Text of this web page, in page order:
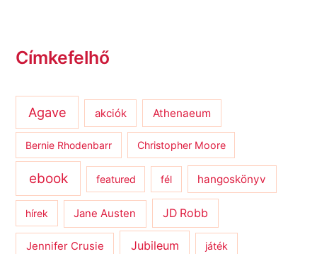
Címkefelhő
Agave akciók Athenaeum
Bernie Rhodenbarr Christopher Moore
ebook featured fél hangoskönyv
hírek Jane Austen JD Robb
Jennifer Crusie Jubileum játék